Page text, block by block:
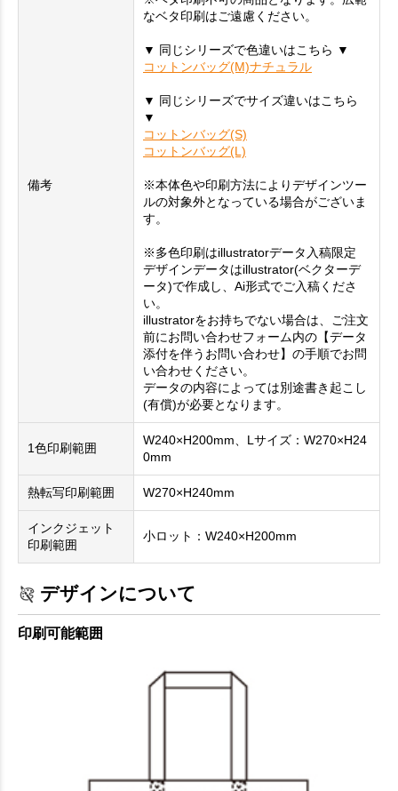
備考
なベタ印刷はご遠慮ください。
▼ 同じシリーズで色違いはこちら ▼
コットンバッグ(M)ナチュラル
▼ 同じシリーズでサイズ違いはこちら
▼
コットンバッグ(S)
コットンバッグ(L)
※本体色や印刷方法によりデザインツー
ルの対象外となっている場合がございま
す。
※多色印刷はillustratorデータ入稿限定
デザインデータはillustrator(ベクターデ
ータ)で作成し、Ai形式でご入稿くださ
い。
illustratorをお持ちでない場合は、ご注文
前にお問い合わせフォーム内の【データ
添付を伴うお問い合わせ】の手順でお問
い合わせください。
データの内容によっては別途書き起こし
(有償)が必要となります。
1色印刷範囲
W240×H200mm、Lサイズ：W270×H24
0mm
熱転写印刷範囲 W270×H240mm
インクジェット
印刷範囲
小ロット：W240×H200mm
デザインについて
印刷可能範囲